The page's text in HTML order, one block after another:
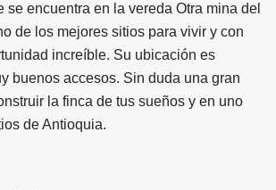
se encuentra en la vereda Otra mina del
de los mejores sitios para vivir y con
increíble. Su ubicación es
buenos accesos. Sin duda una gran
la finca de tus sueños y en uno
de Antioquia.